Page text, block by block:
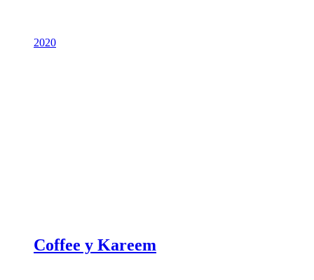
2020
Coffee y Kareem